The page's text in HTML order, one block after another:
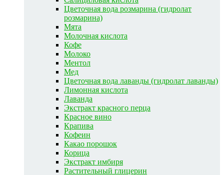
Цветочная вода розмарина (гидролат
розмарина)
Мята
Молочная кислота
Кофе
Молоко
Ментол
Мед
Цветочная вода лаванды (гидролат лаванды)
Лимонная кислота
Лаванда
Экстракт красного перца
Красное вино
Крапива
Кофеин
Какао порошок
Корица
Экстракт имбиря
Растительный глицерин